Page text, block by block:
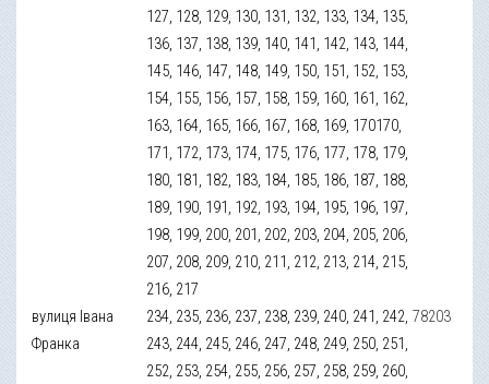
127, 128, 129, 130, 131, 132, 133, 134, 135,
136, 137, 138, 139, 140, 141, 142, 143, 144,
145, 146, 147, 148, 149, 150, 151, 152, 153,
154, 155, 156, 157, 158, 159, 160, 161, 162,
163, 164, 165, 166, 167, 168, 169, 170170,
171, 172, 173, 174, 175, 176, 177, 178, 179,
180, 181, 182, 183, 184, 185, 186, 187, 188,
189, 190, 191, 192, 193, 194, 195, 196, 197,
198, 199, 200, 201, 202, 203, 204, 205, 206,
207, 208, 209, 210, 211, 212, 213, 214, 215,
216, 217
вулиця Івана
Франка
234, 235, 236, 237, 238, 239, 240, 241, 242,
243, 244, 245, 246, 247, 248, 249, 250, 251,
252, 253, 254, 255, 256, 257, 258, 259, 260,
78203